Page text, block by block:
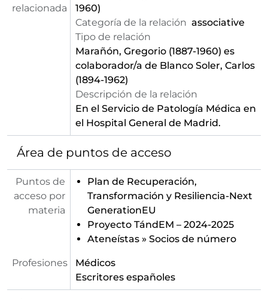
relacionada
1960)
Categoría de la relación associative
Tipo de relación
Marañón, Gregorio (1887-1960) es
colaborador/a de Blanco Soler, Carlos
(1894-1962)
Descripción de la relación
En el Servicio de Patología Médica en
el Hospital General de Madrid.
Área de puntos de acceso
Puntos de
acceso por
materia
Plan de Recuperación,
Transformación y Resiliencia-Next
GenerationEU
Proyecto TándEM – 2024-2025
Ateneístas » Socios de número
Profesiones
Médicos
Escritores españoles